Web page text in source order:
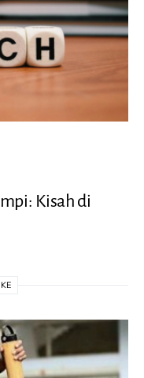
Kisah di